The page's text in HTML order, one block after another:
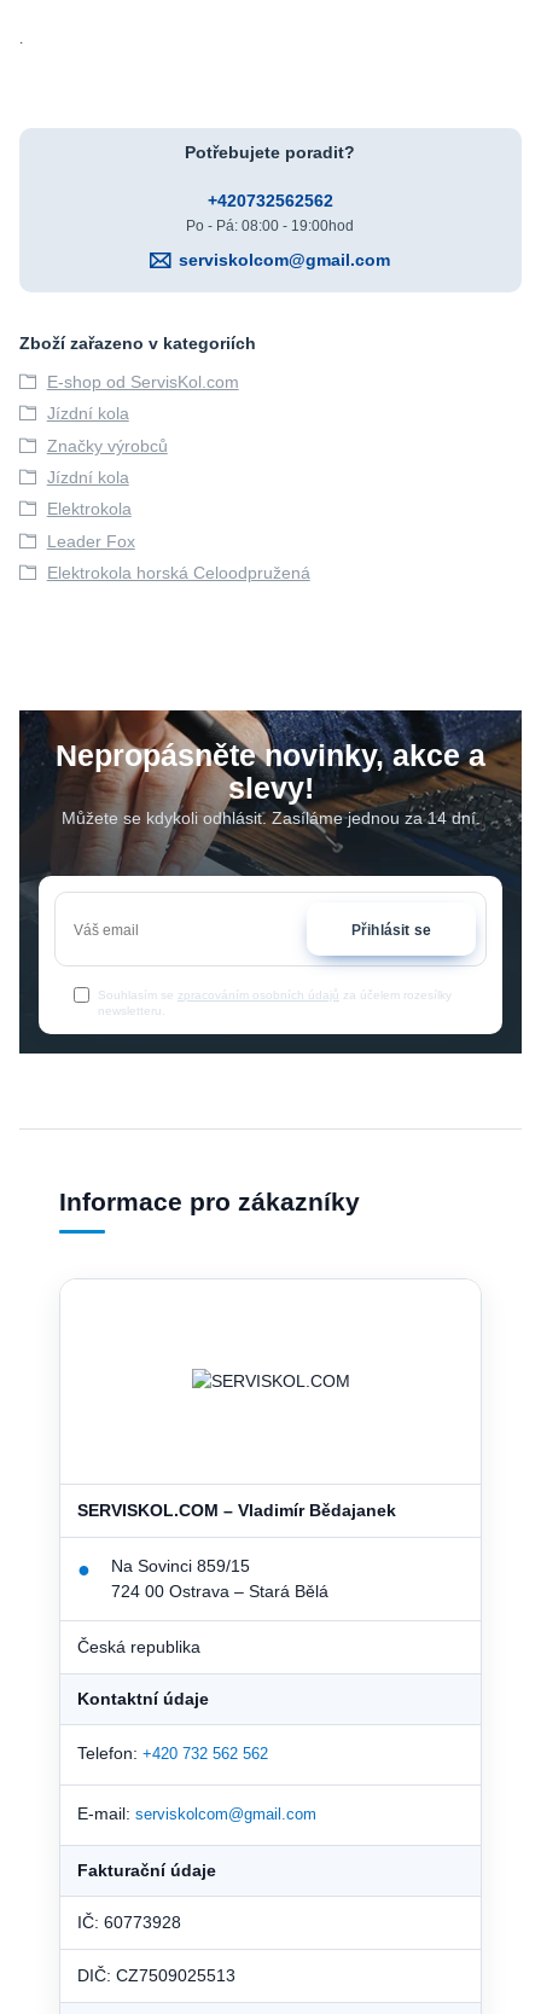
Potřebujete poradit?
+420732562562
Po - Pá: 08:00 - 19:00hod
serviskolcom@gmail.com
Zboží zařazeno v kategoriích
E-shop od ServisKol.com
Jízdní kola
Značky výrobců
Jízdní kola
Elektrokola
Leader Fox
Elektrokola horská Celoodpružená
Nepropásněte novinky, akce a
slevy!
Můžete se kdykoli odhlásit. Zasíláme jednou za 14 dní.
Přihlásit se
Souhlasím se zpracováním osobních údajů za účelem rozesílky
newsletteru.
Informace pro zákazníky
SERVISKOL.COM – Vladimír Bědajanek
●
Na Sovinci 859/15
724 00 Ostrava – Stará Bělá
Česká republika
Kontaktní údaje
Telefon: +420 732 562 562
E-mail: serviskolcom@gmail.com
Fakturační údaje
IČ: 60773928
DIČ: CZ7509025513